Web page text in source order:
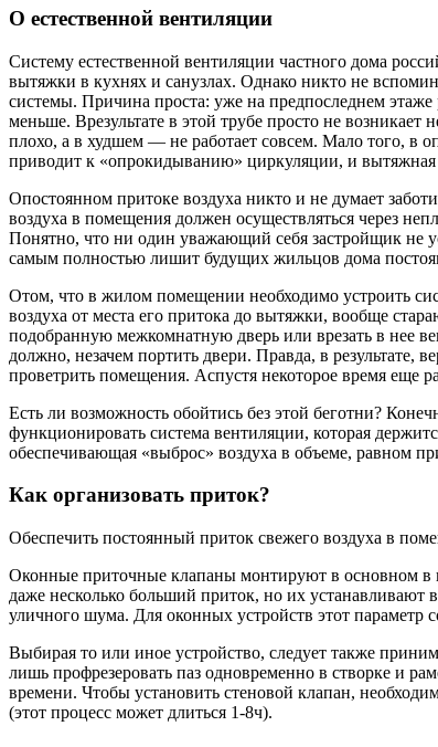
О естественной вентиляции
Систему естественной вентиляции частного дома
вытяжки в кухнях и санузлах. Однако никто не
системы. Причина проста: уже на предпоследнем
меньше. Врезультате в этой трубе просто не
плохо, а в худшем — не работает совсем. Мало того, в
приводит к «опрокидыванию» циркуляции, и вытяжная
Опостоянном притоке воздуха никто и не думает
воздуха в помещения должен осуществляться через
Понятно, что ни один уважающий себя застройщик не
самым полностью лишит будущих жильцов дома
Отом, что в жилом помещении необходимо устроить
воздуха от места его притока до вытяжки, вообще
подобранную межкомнатную дверь или врезать в нее
должно, незачем портить двери. Правда, в результате,
проветрить помещения. Аспустя некоторое время еще
Есть ли возможность обойтись без этой беготни?
функционировать система вентиляции, которая
обеспечивающая «выброс» воздуха в объеме, равном
Как организовать приток?
Обеспечить постоянный приток свежего воздуха в
Оконные приточные клапаны монтируют в основном в
даже несколько больший приток, но их устанавливают
уличного шума. Для оконных устройств этот
Выбирая то или иное устройство, следует также
лишь профрезеровать паз одновременно в створке и
времени. Чтобы установить стеновой клапан,
(этот процесс может длиться 1-8ч).